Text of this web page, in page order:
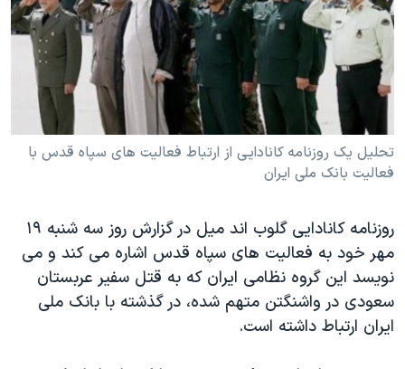
فرهنگ و زندگی
حقوق شهروندی
علم و فناوری
اسرائیل در جنگ
گالری عکس
مستندها
انتخابات ریاست جمهوری آمریکا ۲۰۲۴
حمله جمهوری اسلامی به اسرائیل
رمز مهسا
ورزش زنان در ایران
اعتراضات زن، زندگی، آزادی
تریبونال مردمی آبان ۹۸
دادگاه حمید نوری
چهل سال گروگان‌گیری
دنبال کنید
زبانهای مختلف
تحلیل یک روزنامه کانادایی از ارتباط فعالیت های سپاه قدس با
فعالیت بانک ملی ایران
روزنامه کانادایی گلوب اند میل در گزارش روز سه شنبه ١٩
مهر خود به فعالیت های سپاه قدس اشاره می کند و می
نویسد این گروه نظامی ایران که به قتل سفیر عربستان
سعودی در واشنگتن متهم شده، در گذشته با بانک ملی
ایران ارتباط داشته است.